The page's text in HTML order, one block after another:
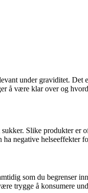
under graviditet.
være klar over og
Slike produkter
negative helseeffekter
som du begrenser
trygge å konsumere